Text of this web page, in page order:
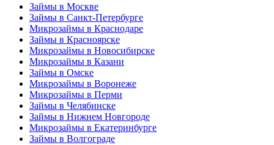
Займы в Москве
Займы в Санкт-Петербурге
Микрозаймы в Краснодаре
Займы в Красноярске
Микрозаймы в Новосибирске
Микрозаймы в Казани
Займы в Омске
Микрозаймы в Воронеже
Микрозаймы в Перми
Займы в Челябинске
Займы в Нижнем Новгороде
Микрозаймы в Екатеринбурге
Займы в Волгограде